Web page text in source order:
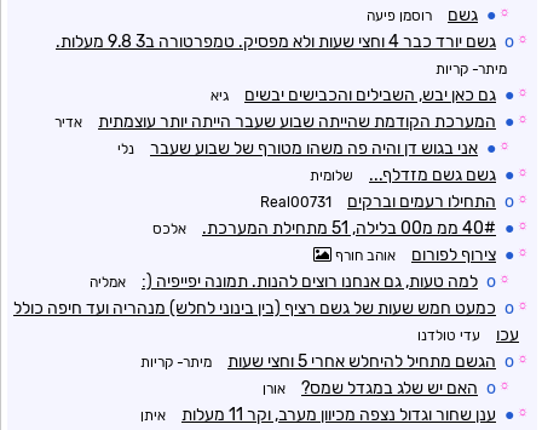
☼
● גשם רוסמן פיעה
☼
o גשם יורד כבר 4 וחצי שעות ולא מפסיק. טמפרטורה ב3 9.8 מעלות.
מיתר- קריות
☼
● גם כאן יבש, השבילים והכבישים יבשים גיא
☼
● המערכת הקודמת שהייתה שבוע שעבר הייתה יותר עוצמתית אדיר
☼
● אני בגוש דן והיה פה משהו מטורף של שבוע שעבר נלי
☼
● גשם גשם מזדלף... שלומית
☼
o התחילו רעמים וברקים Real00731
☼
● 40# ממ מ00 בלילה, 51 מתחילת המערכת. אלכס
☼
● צירוף לפורום אוהב חורף
☼
o למה טעות, גם אנחנו רוצים להנות. תמונה יפייפיה (: אמליה
☼
o כמעט חמש שעות של גשם רציף (בין בינוני לחלש) מנהריה ועד חיפה כולל
עכו
עדי טולדנו
☼
o הגשם מתחיל להיחלש אחרי 5 וחצי שעות מיתר- קריות
☼
o האם יש שלג במגדל שמס? אורן
☼
● ענן שחור וגדול נצפה מכיוון מערב, וקר 11 מעלות איתן